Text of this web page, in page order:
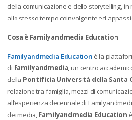
della comunicazione e dello storytelling,
allo stesso tempo coinvolgente ed
Cosa è Familyandmedia Education
Familyandmedia Education è la
di Familyandmedia, un centro
della Pontificia Università della Santa
relazione tra famiglia, mezzi di
all’esperienza decennale di
dei media,Familyandmedia Education